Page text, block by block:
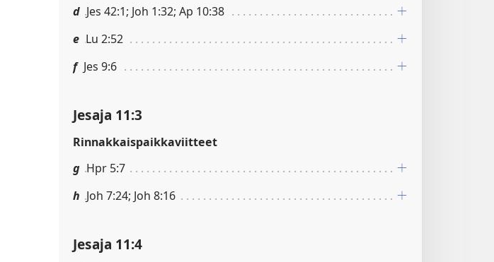
d Jes 42:1; Joh 1:32; Ap 10:38
e Lu 2:52
f Jes 9:6
Jesaja 11:3
Rinnakkaispaikkaviitteet
g Hpr 5:7
h Joh 7:24; Joh 8:16
Jesaja 11:4